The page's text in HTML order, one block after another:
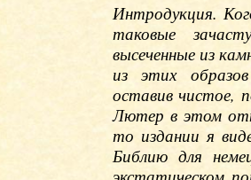
Интродукция.
таковые
высеченные из
из этих образов
оставив чистое,
Лютер в этом
то издании я
Библию для